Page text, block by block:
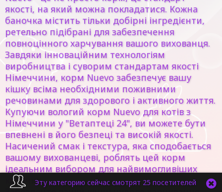
якості, на який можна покладатися. Кожна
баночка містить тільки добірні інгредієнти,
ретельно підібрані для забезпечення
повноцінного харчування вашого вихованця.
Завдяки інноваційним технологіям
виробництва і суворим стандартам якості
Німеччини, корм Nuevo забезпечує вашу
кішку всіма необхідними поживними
речовинами для здорового і активного життя.
Купуючи вологий корм Nuevo для котів з
Німеччини у "Ветаптеці 24", ви можете бути
впевнені в його безпеці та високій якості.
Насичений смак і текстура, яка сподобається
вашому вихованцеві, роблять цей корм
ідеальним вибором для найвимогливіших
котячих.Эту категорию сейчас смотрят 25 посетителей